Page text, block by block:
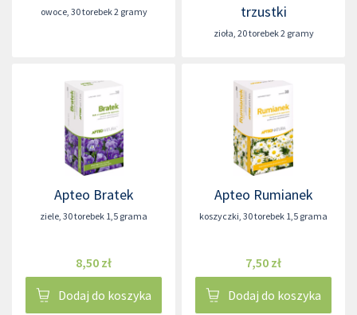
owoce, 30 torebek 2 gramy
trzustki
zioła, 20 torebek 2 gramy
Apteo Bratek
ziele, 30 torebek 1,5 grama
8,50 zł
Dodaj do koszyka
Apteo Rumianek
koszyczki, 30 torebek 1,5 grama
7,50 zł
Dodaj do koszyka